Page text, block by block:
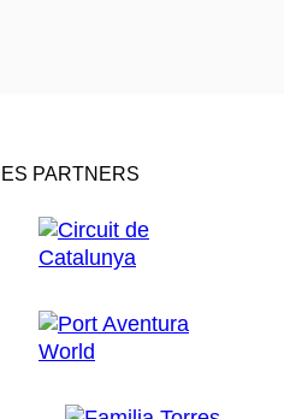
PARTNERS